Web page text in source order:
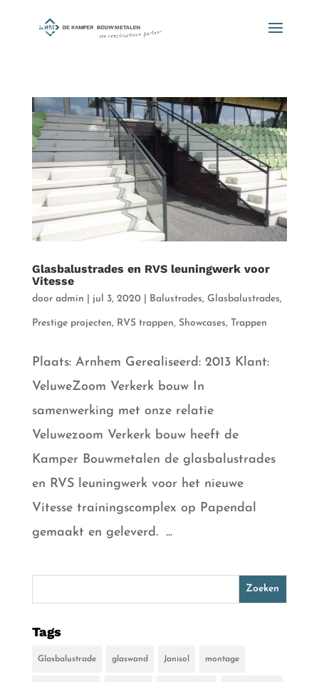
Glasbalustrades en RVS leuningwerk voor
Vitesse
door admin jul 3, 2020| Balustrades, Glasbalustrades,
Prestige projecten, RVS trappen, Showcases, Trappen
Plaats: Arnhem Gerealiseerd: 2013 Klant:
VeluweZoom Verkerk bouw In
samenwerking met onze relatie
Veluwezoom Verkerk bouw heeft de
Kamper Bouwmetalen de glasbalustrades
en RVS leuningwerk voor het nieuwe
Vitesse trainingscomplex op Papendal
gemaakt en geleverd. ...
Tags
Glasbalustrade glaswand Janisol montage